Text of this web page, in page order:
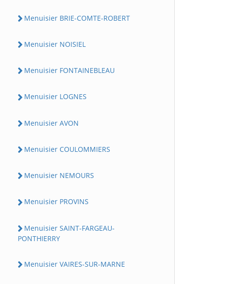
Menuisier BRIE-COMTE-ROBERT
Menuisier NOISIEL
Menuisier FONTAINEBLEAU
Menuisier LOGNES
Menuisier AVON
Menuisier COULOMMIERS
Menuisier NEMOURS
Menuisier PROVINS
Menuisier SAINT-FARGEAU-
PONTHIERRY
Menuisier VAIRES-SUR-MARNE